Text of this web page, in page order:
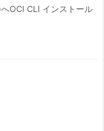
OCI CLI インストール